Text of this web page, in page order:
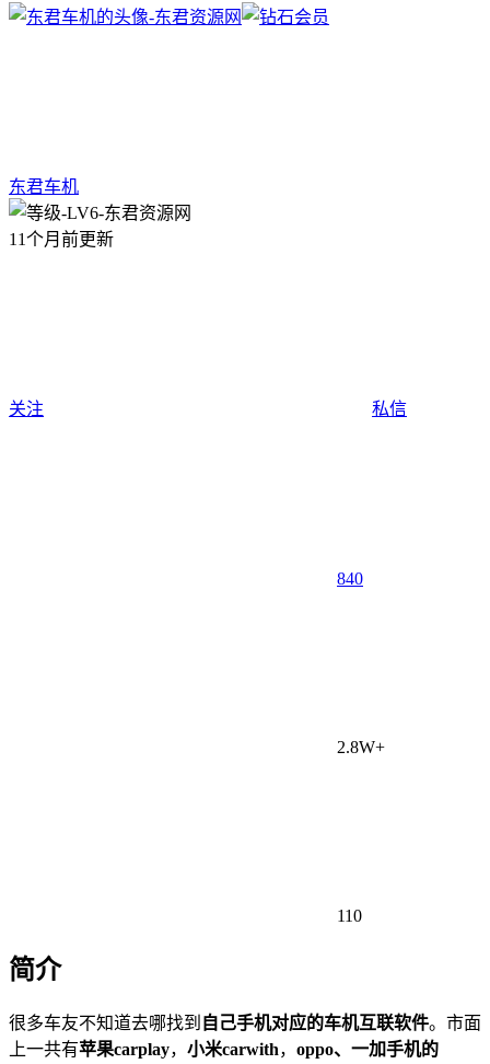
东君车机
11个月前更新
关注 私信
840
2.8W+
110
简介
很多车友不知道去哪找到 自己手机对应的车机互联软件。市面
上一共有苹果carplay， 小米carwith， oppo、一加手机的